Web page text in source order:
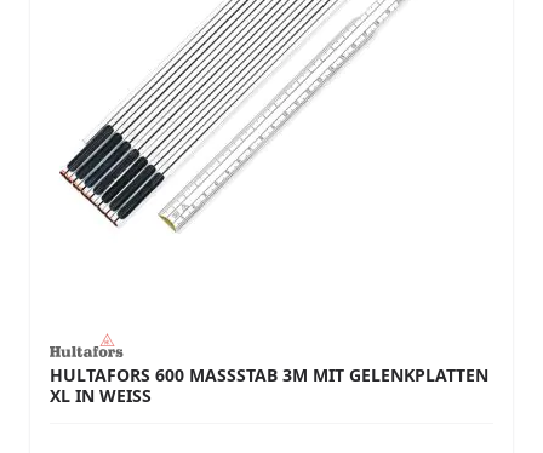
HULTAFORS 600 MASSSTAB 3M MIT GELENKPLATTEN
XL IN WEISS